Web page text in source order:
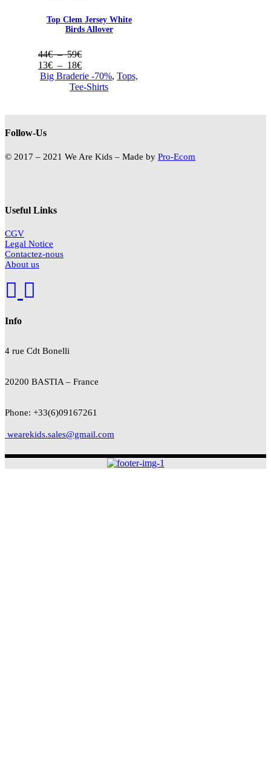
Top Clem Jersey White
Birds Allover
44€ – 59€Plage
de
prix :
44€
13€ – 18€Plage
de
prix :
Big Braderie -70%,Tops,
Tee-Shirts
Info
4 rue Cdt Bonelli
20200 BASTIA – France
Phone: +33(6)09167261
wearekids.sales@gmail.com
Useful Links
CGV
Legal Notice
Contactez-nous
About us
Follow-Us
© 2017 – 2021 We Are Kids – Made by Pro-Ecom